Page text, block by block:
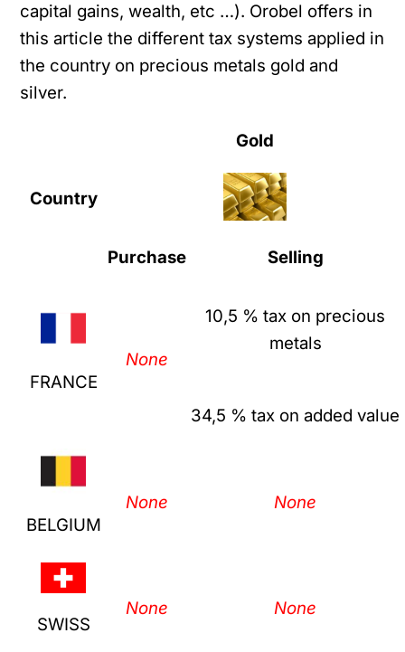
capital gains, wealth, etc …). Orobel offers in
this article the different tax systems applied in
the country on precious metals gold and
silver.
Country
Gold
Purchase Selling
FRANCE
None
10,5 % tax on precious
metals
34,5 % tax on added value
BELGIUM
None None
SWISS
None None